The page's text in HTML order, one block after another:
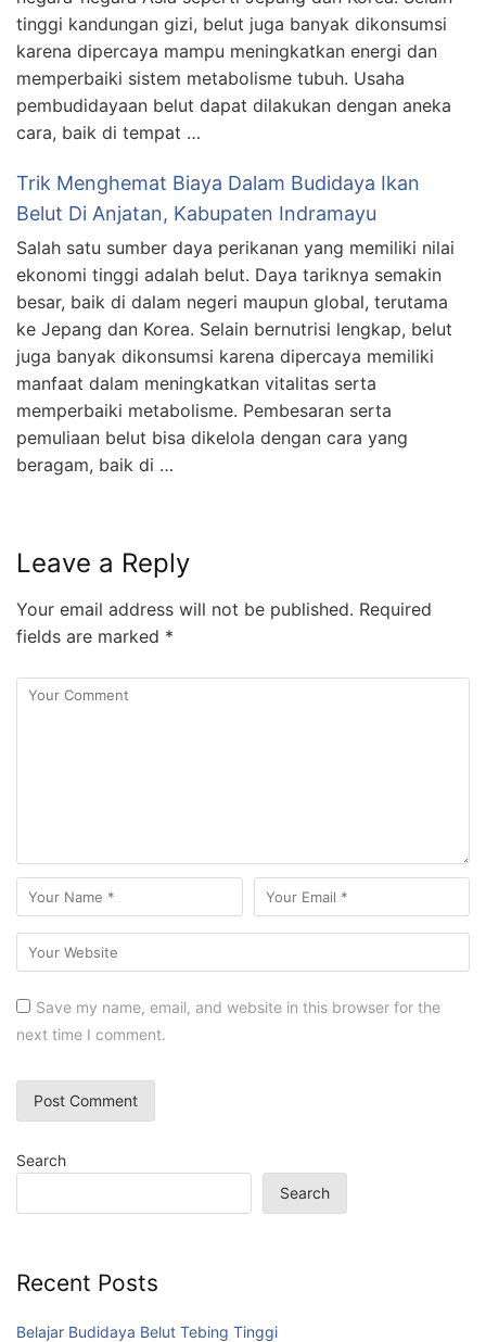
tinggi kandungan gizi, belut juga banyak dikonsumsi
karena dipercaya mampu meningkatkan energi dan
memperbaiki sistem metabolisme tubuh. Usaha
pembudidayaan belut dapat dilakukan dengan aneka
cara, baik di tempat …
Trik Menghemat Biaya Dalam Budidaya Ikan
Belut Di Anjatan, Kabupaten Indramayu
Salah satu sumber daya perikanan yang memiliki nilai
ekonomi tinggi adalah belut. Daya tariknya semakin
besar, baik di dalam negeri maupun global, terutama
ke Jepang dan Korea. Selain bernutrisi lengkap, belut
juga banyak dikonsumsi karena dipercaya memiliki
manfaat dalam meningkatkan vitalitas serta
memperbaiki metabolisme. Pembesaran serta
pemuliaan belut bisa dikelola dengan cara yang
beragam, baik di …
Leave a Reply
Your email address will not be published. Required
fields are marked *
Save my name, email, and website in this browser for the
next time I comment.
Search
Search
Recent Posts
Belajar Budidaya Belut Tebing Tinggi